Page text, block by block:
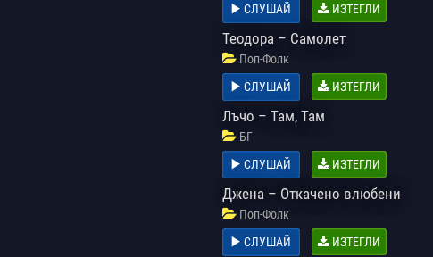
СЛУШАЙ
ИЗТЕГЛИ
Теодора – Самолет
Поп-Фолк
СЛУШАЙ
ИЗТЕГЛИ
Лъчо – Там, Там
БГ
СЛУШАЙ
ИЗТЕГЛИ
Джена – Откачено влюбени
Поп-Фолк
СЛУШАЙ
ИЗТЕГЛИ